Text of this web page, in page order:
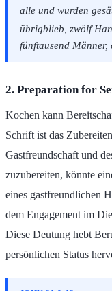
alle und wurden
übrigblieb, zwölf
fünftausend
2. Preparation for
Kochen kann
Schrift ist das
Gastfreundschaft und
zuzubereiten, könnte
eines gastfreundlichen
dem Engagement im
Diese Deutung hebt
persönlichen Status